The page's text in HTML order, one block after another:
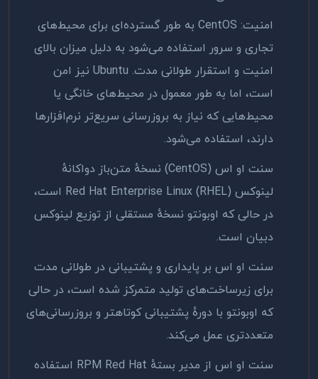
امنیت: CentOS به طور گسترده‌ای برای محیط‌های
تجاری و سرور استفاده می‌شود به دلیل میزان بالای
امنیت و استقرار طولانی مدت. Ubuntu نیز امن
است، اما به طور معمول در محیط‌های خانگی یا
محیط‌هایی که نیاز به بروزرسانی سریع‌تر نرم‌افزارها
دارند، استفاده می‌شود.
سنت او اس (CentOS) نسخهٔ متن‌باز دواكانهٔ
لینوکس Red Hat Enterprise Linux (RHEL) است،
در حالی که اوبونتو نسخهٔ مستقلی از توزیع لینوکس
دبیان است.
سنت او اس بر پایداری و پشتیبانی در طولانی مدت
برای زیرساخت‌های تولید متمرکز شده است، در حالی
که اوبونتو با دورهٔ پشتیبانی کوتاهتر و بروزرسانی‌های
متعددتری عمل می‌کند.
سنت او اس از مدیر بستهٔ RPM Red Hat استفاده